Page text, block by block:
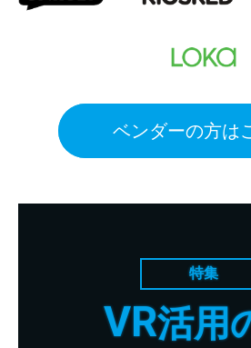
ベンダーの方は
特集
VR活用